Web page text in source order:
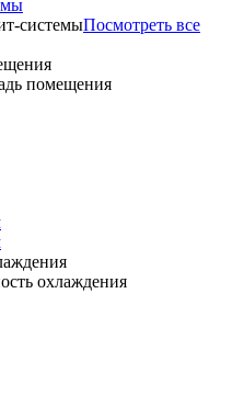
системыПосмотреть все
помещения
охлаждения